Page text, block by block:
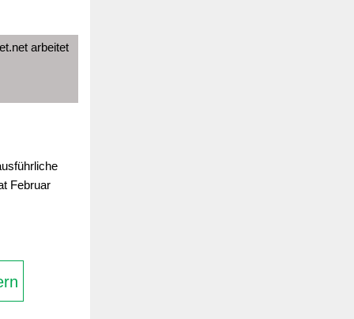
arbeitet
Februar